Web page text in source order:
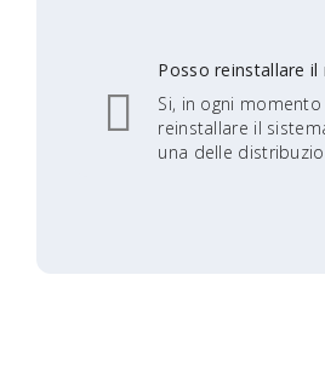
Posso reinstallare il
Si, in ogni
reinstallare il
una delle